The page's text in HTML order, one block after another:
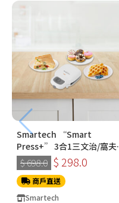
Smartech “Smart
Press+” 3合1三文治/窩夫/
冬甩機 SM-2228
$ 698.0 $ 298.0
商戶直送
Smartech